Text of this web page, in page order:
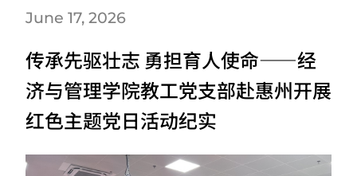
June 17, 2026
传承先驱壮志 勇担育人使命——经
济与管理学院教工党支部赴惠州开展
红色主题党日活动纪实